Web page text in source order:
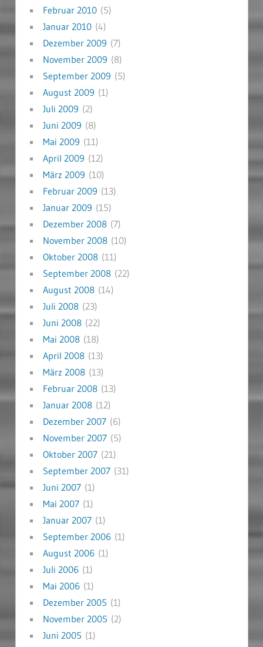
Februar 2010(5)
Januar 2010(4)
Dezember 2009 (7)
November 2009 (8)
September 2009 (5)
August 2009 (1)
Juli 2009 (2)
Juni 2009 (8)
Mai 2009 (11)
April 2009 (12)
März 2009 (10)
Februar 2009 (13)
Januar 2009 (15)
Dezember 2008(7)
November 2008(10)
Oktober 2008(11)
September 2008(22)
August 2008(14)
Juli 2008(23)
Juni 2008(22)
Mai 2008(18)
April 2008(13)
März 2008(13)
Februar 2008(13)
Januar 2008(12)
Dezember 2007(6)
November 2007(5)
Oktober 2007(21)
September 2007(31)
Juni 2007(1)
Mai 2007(1)
Januar 2007(1)
September 2006(1)
August 2006(1)
Juli 2006(1)
Mai 2006(1)
Dezember 2005 (1)
November 2005 (2)
Juni 2005 (1)